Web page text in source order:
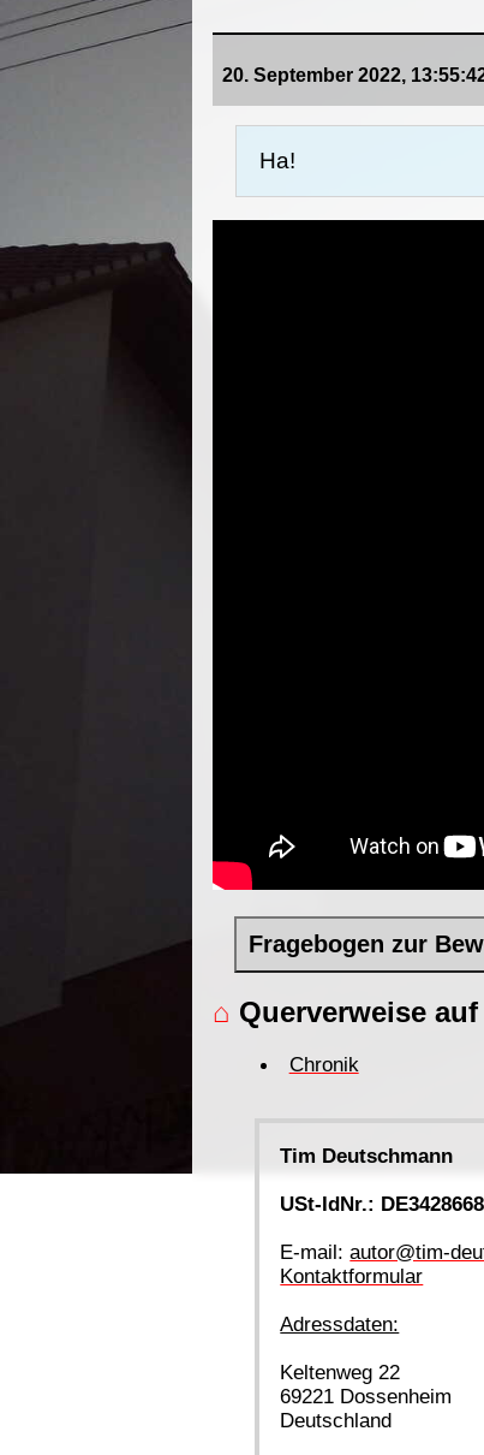
20. September 2022,
Ha!
Fragebogen zur
⌂ Querverweise
Chronik
Tim Deutschmann
USt-IdNr.:
E-mail:autor@tim-
Kontaktformular
Adressdaten:
Keltenweg 22
69221 Dossenheim
Deutschland